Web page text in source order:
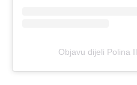
Objavu dijeli Polina